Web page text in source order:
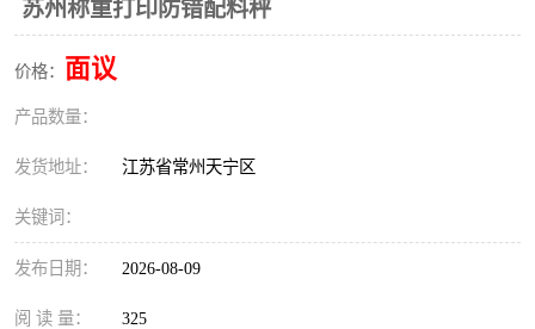
苏州称重打印防错配料秤
价格： 面议
产品数量：
发货地址： 江苏省常州天宁区
关键词：
发布日期： 2026-08-09
阅 读 量： 325